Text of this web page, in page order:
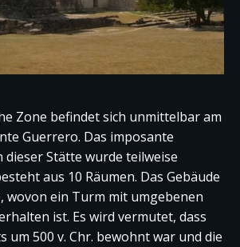
Zone befindet sich unmittelbar am
Guerrero. Das imposante
dieser Stätte wurde teilweise
aus 10 Räumen. Das Gebäude
wovon ein Turm mit umgebenen
ist. Es wird vermutet, dass
um 500 v. Chr. bewohnt war und die